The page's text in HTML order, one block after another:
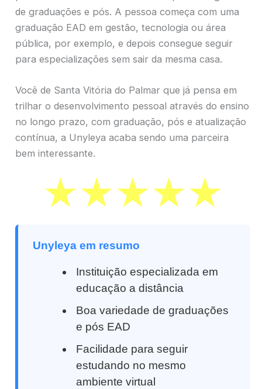
de graduações e pós. A pessoa começa com uma
graduação EAD em gestão, tecnologia ou área
pública, por exemplo, e depois consegue seguir
para especializações sem sair da mesma casa.
Você de Santa Vitória do Palmar que já pensa em
trilhar o desenvolvimento pessoal através do ensino
no longo prazo, com graduação, pós e atualização
contínua, a Unyleya acaba sendo uma parceira
bem interessante.
Unyleya em resumo
Instituição especializada em
educação a distância
Boa variedade de graduações
e pós EAD
Facilidade para seguir
estudando no mesmo
ambiente virtual